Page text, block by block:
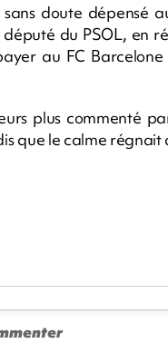
doute dépensé
du PSOL, en
au FC
plus commenté
que le calme